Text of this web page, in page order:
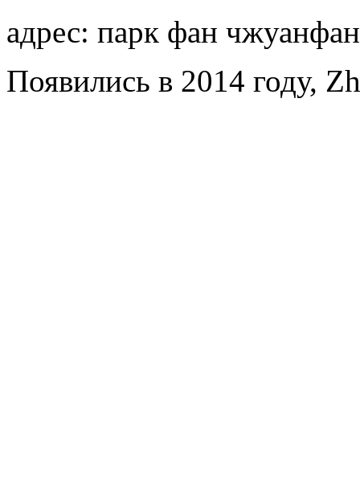
адрес: парк фан
Появились в 2014 году,